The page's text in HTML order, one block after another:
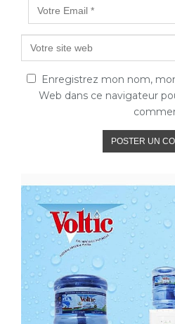
Enregistrez mon nom,
Web dans ce navigateur